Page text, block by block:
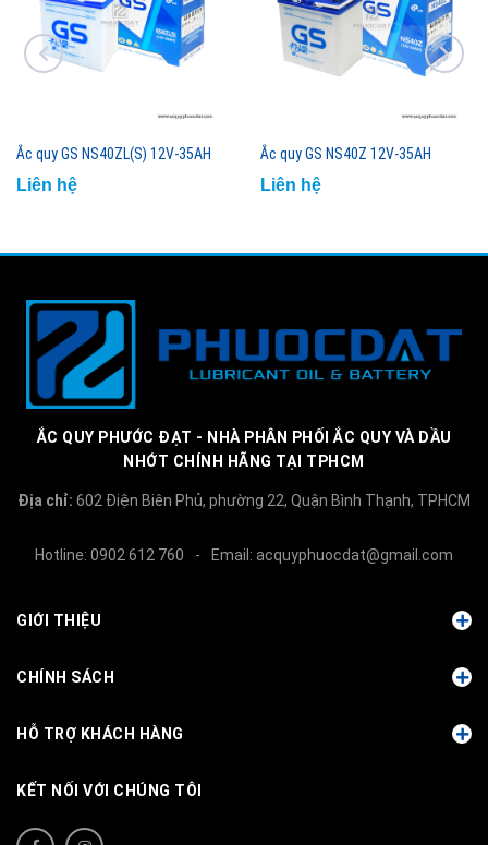
Ắc quy GS NS40ZL(S) 12V-35AH
Liên hệ
Ắc quy GS NS40Z 12V-35AH
Liên hệ
ẮC QUY PHƯỚC ĐẠT - NHÀ PHÂN PHỐI ẮC QUY VÀ DẦU
NHỚT CHÍNH HÃNG TẠI TPHCM
Địa chỉ: 602 Điện Biên Phủ, phường 22, Quận Bình Thạnh, TPHCM
Hotline: 0902 612 760 - Email: acquyphuocdat@gmail.com
GIỚI THIỆU
CHÍNH SÁCH
HỖ TRỢ KHÁCH HÀNG
KẾT NỐI VỚI CHÚNG TÔI